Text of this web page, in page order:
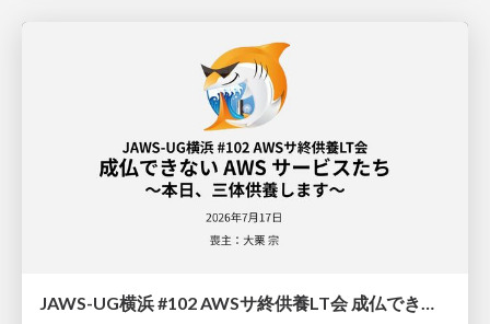
JAWS-UG横浜 #102 AWSサ終供養LT会 成仏できない AWS サービスたち 〜本日、三体供養します〜